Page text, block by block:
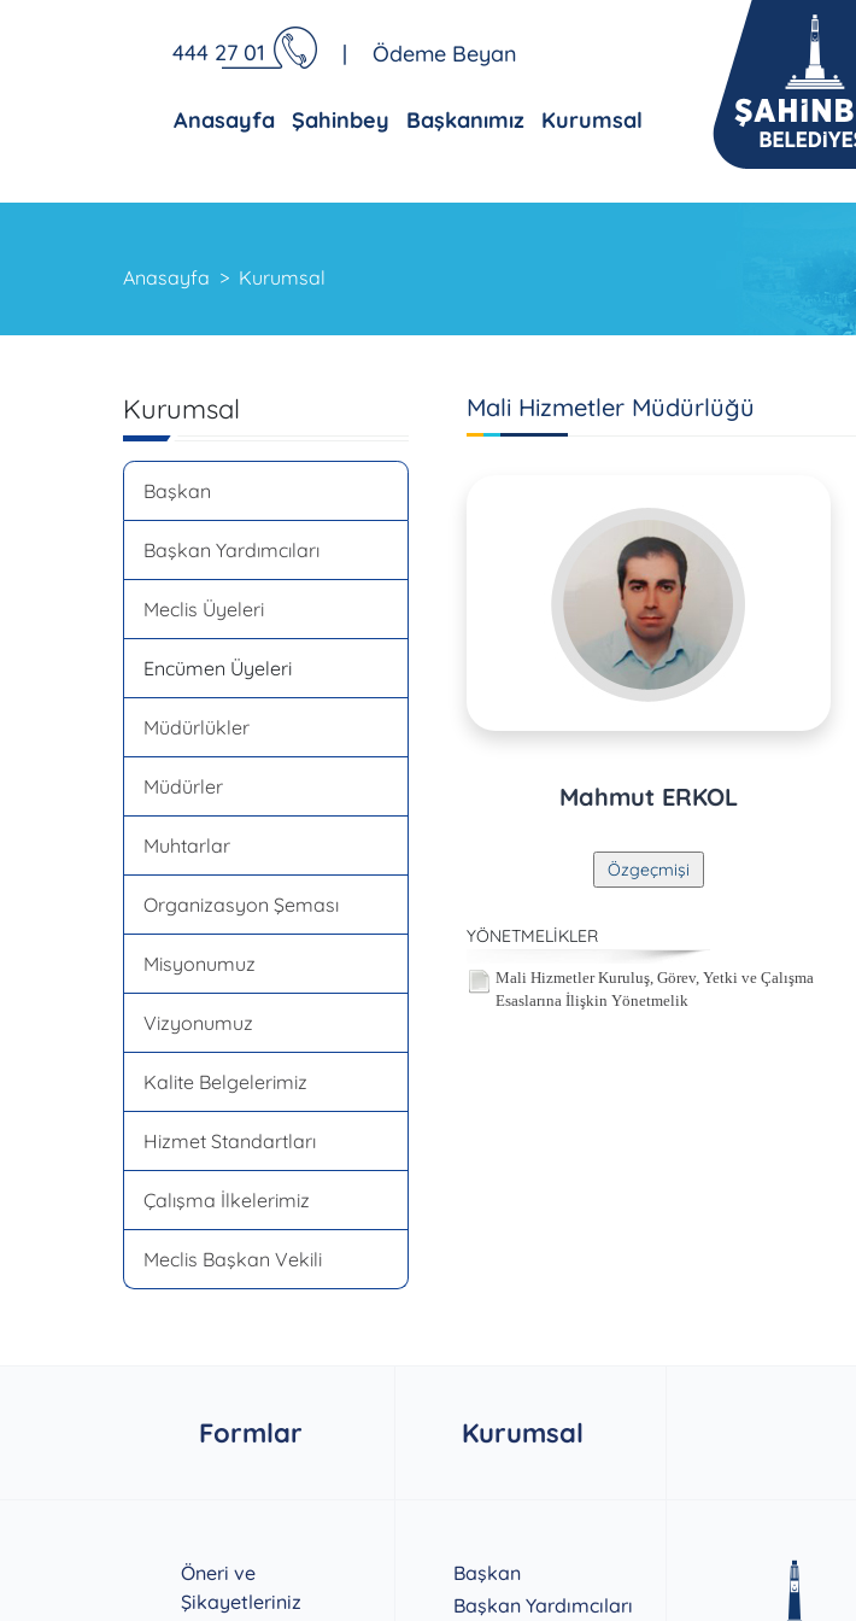
444 27 01 | Ödeme Beyan
Anasayfa Şahinbey Başkanımız Kurumsal
Anasayfa Kurumsal
Kurumsal
Başkan
Başkan Yardımcıları
Meclis Üyeleri
Encümen Üyeleri
Müdürlükler
Müdürler
Muhtarlar
Organizasyon Şeması
Misyonumuz
Vizyonumuz
Kalite Belgelerimiz
Hizmet Standartları
Çalışma İlkelerimiz
Meclis Başkan Vekili
Mali Hizmetler Müdürlüğü
Mahmut ERKOL
YÖNETMELİKLER
Mali Hizmetler Kuruluş, Görev, Yetki ve Çalışma
Esaslarına İlişkin Yönetmelik
Formlar Kurumsal
Öneri ve
Şikayetleriniz
Başkan
Başkan Yardımcıları